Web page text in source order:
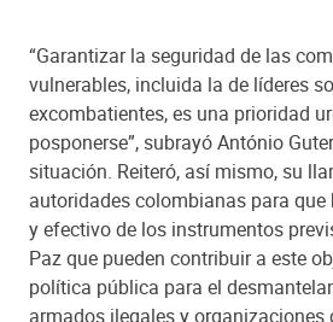
“Garantizar la seguridad de las
vulnerables, incluida la de líderes
excombatientes, es una prioridad
posponerse”, subrayó António
situación. Reiteró, así mismo, su
autoridades colombianas para
y efectivo de los instrumentos
Paz que pueden contribuir a este
política pública para el
armados ilegales y